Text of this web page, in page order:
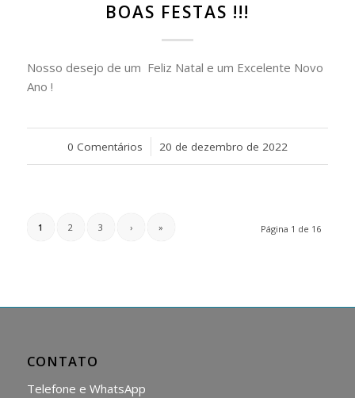
BOAS FESTAS !!!
Nosso desejo de um Feliz Natal e um Excelente Novo
Ano !
0 Comentários
/ 20 de dezembro de 2022
Página 1 de 16
1 2 3 › »
CONTATO
Telefone e WhatsApp